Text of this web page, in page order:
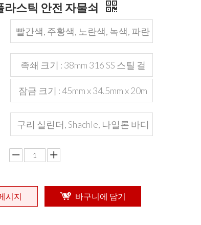
라스틱 안전 자물쇠
빨간색, 주황색, 노란색, 녹색, 파란
족쇄 크기 : 38mm 316 SS 스틸 걸
잠금 크기 : 45mm x 34.5mm x 20m
구리 실린더, Shachle, 나일론 바디
시지 바구니에 담기